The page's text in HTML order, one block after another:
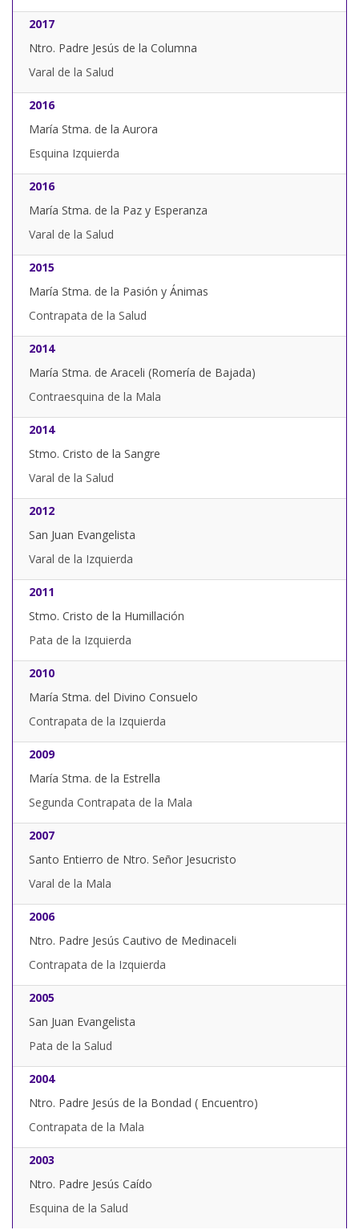
2017
Ntro. Padre Jesús de la Columna
Varal de la Salud
2016
María Stma. de la Aurora
Esquina Izquierda
2016
María Stma. de la Paz y Esperanza
Varal de la Salud
2015
María Stma. de la Pasión y Ánimas
Contrapata de la Salud
2014
María Stma. de Araceli (Romería de Bajada)
Contraesquina de la Mala
2014
Stmo. Cristo de la Sangre
Varal de la Salud
2012
San Juan Evangelista
Varal de la Izquierda
2011
Stmo. Cristo de la Humillación
Pata de la Izquierda
2010
María Stma. del Divino Consuelo
Contrapata de la Izquierda
2009
María Stma. de la Estrella
Segunda Contrapata de la Mala
2007
Santo Entierro de Ntro. Señor Jesucristo
Varal de la Mala
2006
Ntro. Padre Jesús Cautivo de Medinaceli
Contrapata de la Izquierda
2005
San Juan Evangelista
Pata de la Salud
2004
Ntro. Padre Jesús de la Bondad ( Encuentro)
Contrapata de la Mala
2003
Ntro. Padre Jesús Caído
Esquina de la Salud